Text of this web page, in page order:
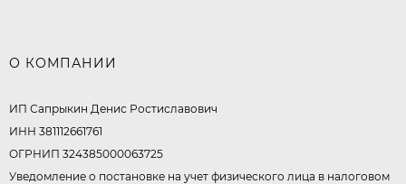
О КОМПАНИИ
ИП Сапрыкин Денис Ростиславович
ИНН 381112661761
ОГРНИП 324385000063725
Уведомление о постановке на учет физического лица в налоговом